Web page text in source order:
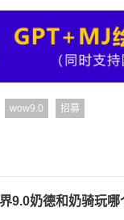
wow9.0 招募
9.0奶德和奶骑玩